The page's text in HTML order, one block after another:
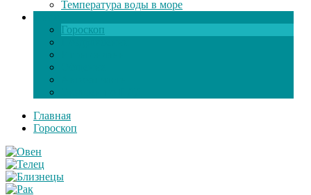
Температура воды в море
Гороскоп
Главная
Гороскоп